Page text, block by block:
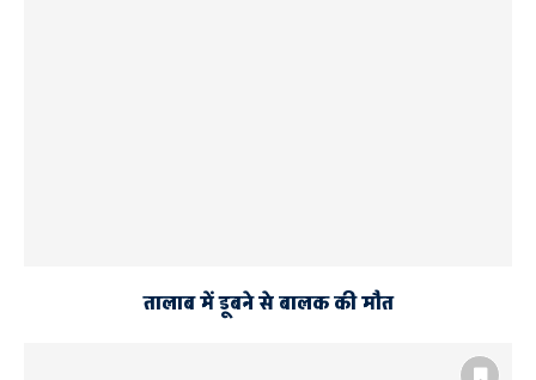
तालाब में डूबने से बालक की मौत